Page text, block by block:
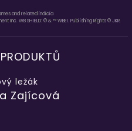
and related indicia
Inc. WB SHIELD: © & ™ WBEI. Publishing Rights © JKR.
ležák
Zajícová